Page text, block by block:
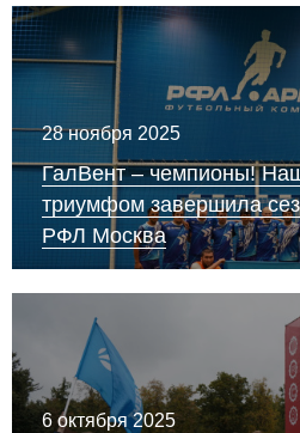
28 ноября 2025
ГалВент – чемпионы!
триумфом завершила
РФЛ Москва
6 октября 2025